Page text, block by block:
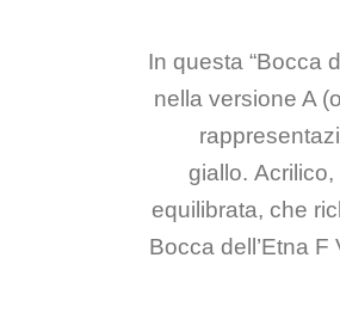
In questa “Bocca
nella versione A
giallo.
equilibrata, che
Bocca dell’Etna